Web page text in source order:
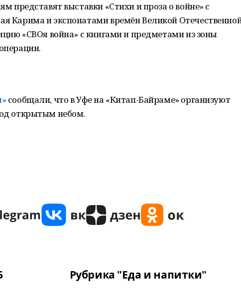
представят выставки «Стихи и проза о войне» с
Карима и экспонатами времён Великой
«СВОя война» с книгами и предметами из зоны
сообщали, что в Уфе на «Китап-Байраме» организуют
открытым небом.
Рубрика "Еда и напитки"